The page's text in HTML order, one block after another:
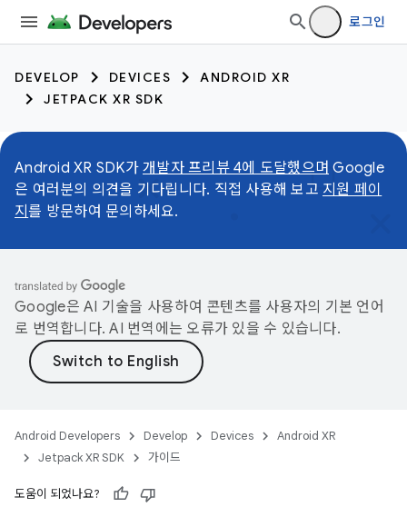
로그인
DEVELOP DEVICES
ANDROID XR
JETPACK XR SDK
Android XR SDK가 개발자 프리뷰 4에 도달했으며 Google
은 여러분의 의견을 기다립니다. 직접 사용해 보고 지원 페이
지를 방문하여 문의하세요.
Google은 AI 기술을 사용하여 콘텐츠를 사용자의 기본 언어
로 번역합니다. AI 번역에는 오류가 있을 수 있습니다.
Android Developers Develop Devices
Android XR
Jetpack XR SDK
가이드
도움이 되었나요?